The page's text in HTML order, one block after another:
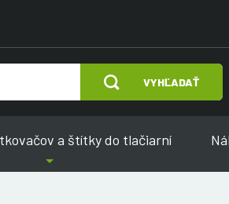
VYHĽADAŤ
a štítky do tlačiarní